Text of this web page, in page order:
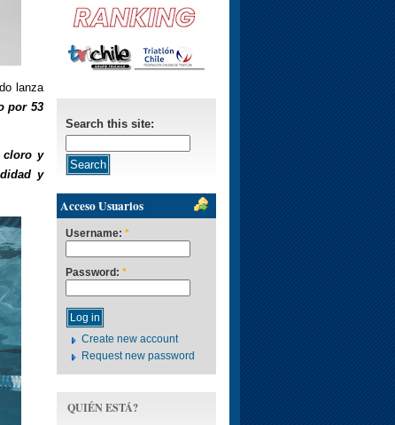
lanza
por 53
cloro y
y
Search this site:
Acceso Usuarios
Username: *
Password: *
Create new account
Request new password
QUIÉN ESTÁ?